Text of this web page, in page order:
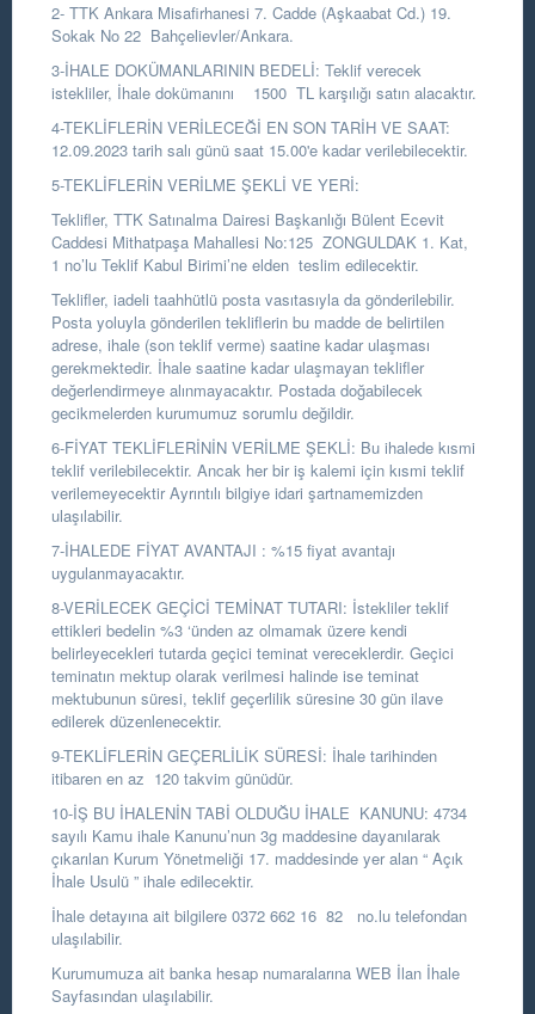
2- TTK Ankara Misafirhanesi 7. Cadde (Aşkaabat Cd.) 19.
Sokak No 22 Bahçelievler/Ankara.
3-İHALE DOKÜMANLARININ BEDELİ: Teklif verecek
istekliler, İhale dokümanını 1500 TL karşılığı satın alacaktır.
4-TEKLİFLERİN VERİLECEĞİ EN SON TARİH VE SAAT:
12.09.2023 tarih salı günü saat 15.00'e kadar verilebilecektir.
5-TEKLİFLERİN VERİLME ŞEKLİ VE YERİ:
Teklifler, TTK Satınalma Dairesi Başkanlığı Bülent Ecevit
Caddesi Mithatpaşa Mahallesi No:125 ZONGULDAK 1. Kat,
1 no’lu Teklif Kabul Birimi’ne elden teslim edilecektir.
Teklifler, iadeli taahhütlü posta vasıtasıyla da gönderilebilir.
Posta yoluyla gönderilen tekliflerin bu madde de belirtilen
adrese, ihale (son teklif verme) saatine kadar ulaşması
gerekmektedir. İhale saatine kadar ulaşmayan teklifler
değerlendirmeye alınmayacaktır. Postada doğabilecek
gecikmelerden kurumumuz sorumlu değildir.
6-FİYAT TEKLİFLERİNİN VERİLME ŞEKLİ: Bu ihalede kısmi
teklif verilebilecektir. Ancak her bir iş kalemi için kısmi teklif
verilemeyecektir Ayrıntılı bilgiye idari şartnamemizden
ulaşılabilir.
7-İHALEDE FİYAT AVANTAJI : %15 fiyat avantajı
uygulanmayacaktır.
8-VERİLECEK GEÇİCİ TEMİNAT TUTARI: İstekliler teklif
ettikleri bedelin %3 ‘ünden az olmamak üzere kendi
belirleyecekleri tutarda geçici teminat vereceklerdir. Geçici
teminatın mektup olarak verilmesi halinde ise teminat
mektubunun süresi, teklif geçerlilik süresine 30 gün ilave
edilerek düzenlenecektir.
9-TEKLİFLERİN GEÇERLİLİK SÜRESİ: İhale tarihinden
itibaren en az 120 takvim günüdür.
10-İŞ BU İHALENİN TABİ OLDUĞU İHALE KANUNU: 4734
sayılı Kamu ihale Kanunu’nun 3g maddesine dayanılarak
çıkarılan Kurum Yönetmeliği 17. maddesinde yer alan “ Açık
İhale Usulü ” ihale edilecektir.
İhale detayına ait bilgilere 0372 662 16 82 no.lu telefondan
ulaşılabilir.
Kurumumuza ait banka hesap numaralarına WEB İlan İhale
Sayfasından ulaşılabilir.